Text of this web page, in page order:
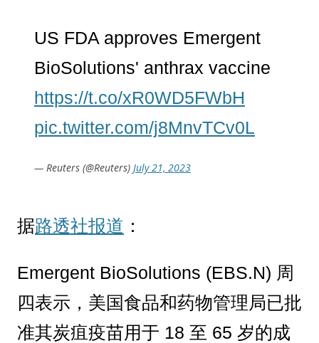
US FDA approves Emergent
BioSolutions' anthrax vaccine
https://t.co/xR0WD5FWbH
pic.twitter.com/j8MnvTCv0L
— Reuters (@Reuters) July 21, 2023
据路透社报道 ：
Emergent BioSolutions (EBS.N) 周
四表示，美国食品和药物管理局已批
准其炭疽疫苗用于 18 至 65 岁的成